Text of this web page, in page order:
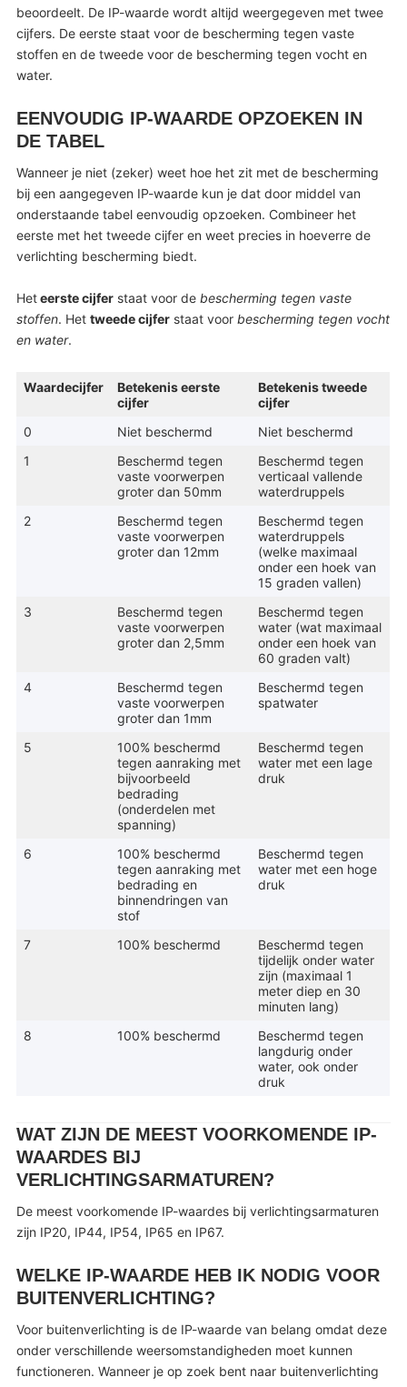
beoordeelt. De IP-waarde wordt altijd weergegeven met twee
cijfers. De eerste staat voor de bescherming tegen vaste
stoffen en de tweede voor de bescherming tegen vocht en
water.
EENVOUDIG IP-WAARDE OPZOEKEN IN
DE TABEL
Wanneer je niet (zeker) weet hoe het zit met de bescherming
bij een aangegeven IP-waarde kun je dat door middel van
onderstaande tabel eenvoudig opzoeken. Combineer het
eerste met het tweede cijfer en weet precies in hoeverre de
verlichting bescherming biedt.
Heteerste cijferstaat voor de bescherming tegen vaste
stoffen. Het tweede cijferstaat voor bescherming tegen vocht
en water.
Waardecijfer
Betekenis eerste
cijfer
Betekenis tweede
cijfer
0
Niet beschermd
Niet beschermd
1
Beschermd tegen
vaste voorwerpen
groter dan 50mm
Beschermd tegen
verticaal vallende
waterdruppels
2
Beschermd tegen
vaste voorwerpen
groter dan 12mm
Beschermd tegen
waterdruppels
(welke maximaal
onder een hoek van
15 graden vallen)
3
Beschermd tegen
vaste voorwerpen
groter dan 2,5mm
Beschermd tegen
water (wat maximaal
onder een hoek van
60 graden valt)
4
Beschermd tegen
vaste voorwerpen
groter dan 1mm
Beschermd tegen
spatwater
5
100% beschermd
tegen aanraking met
bijvoorbeeld
bedrading
(onderdelen met
spanning)
Beschermd tegen
water met een lage
druk
6
100% beschermd
tegen aanraking met
bedrading en
binnendringen van
stof
Beschermd tegen
water met een hoge
druk
7 100% beschermd
Beschermd tegen
tijdelijk onder water
zijn (maximaal 1
meter diep en 30
minuten lang)
8
100% beschermd
Beschermd tegen
langdurig onder
water, ook onder
druk
WAT ZIJN DE MEEST VOORKOMENDE IP-
WAARDES BIJ
VERLICHTINGSARMATUREN?
De meest voorkomende IP-waardes bij verlichtingsarmaturen
zijn IP20, IP44, IP54, IP65 en IP67.
WELKE IP-WAARDE HEB IK NODIG VOOR
BUITENVERLICHTING?
Voor buitenverlichting is de IP-waarde van belang omdat deze
onder verschillende weersomstandigheden moet kunnen
functioneren. Wanneer je op zoek bent naar buitenverlichting